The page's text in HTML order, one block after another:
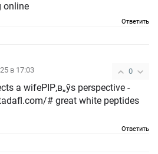
online
Ответить
0
в 17:03
a wifeРІР‚в„ўs perspective -
great white peptides
Ответить